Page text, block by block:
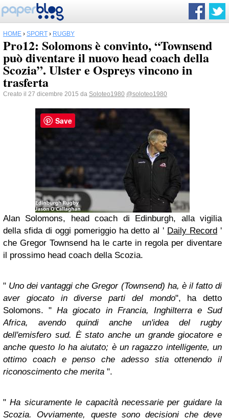
HOME › SPORT › RUGBY
Pro12: Solomons è convinto, “Townsend
può diventare il nuovo head coach della
Scozia”. Ulster e Ospreys vincono in
trasferta
Creato il 27 dicembre 2015 da Soloteo1980 @soloteo1980
Alan Solomons, head coach di Edinburgh, alla vigilia
della sfida di oggi pomeriggio ha detto al ' Daily Record '
che Gregor Townsend ha le carte in regola per diventare
il prossimo head coach della Scozia.
" Uno dei vantaggi che Gregor (Townsend) ha, è il fatto di
aver giocato in diverse parti del mondo", ha detto
Solomons. "Ha giocato in Francia, Inghilterra e Sud
Africa, avendo quindi anche un'idea del rugby
dell'emisfero sud. È stato anche un grande giocatore e
anche questo lo ha aiutato; è un ragazzo intelligente, un
ottimo coach e penso che adesso stia ottenendo il
riconoscimento che merita ".
"Ha sicuramente le capacità necessarie per guidare la
Scozia. Ovviamente, queste sono decisioni che deve
Save